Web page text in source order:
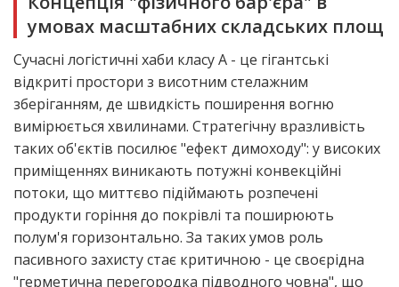
умовах масштабних складських площ
Сучасні логістичні хаби класу А - це гігантські
відкриті простори з висотним стелажним
зберіганням, де швидкість поширення вогню
вимірюється хвилинами. Стратегічну вразливість
таких об'єктів посилює "ефект димоходу": у високих
приміщеннях виникають потужні конвекційні
потоки, що миттєво підіймають розпечені
продукти горіння до покрівлі та поширюють
полум'я горизонтально. За таких умов роль
пасивного захисту стає критичною - це своєрідна
"герметична перегородка підводного човна", що